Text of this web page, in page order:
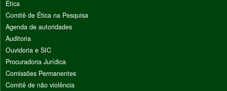
Ética
Comitê de Ética na Pesquisa
Agenda de autoridades
Auditoria
Ouvidoria e SIC
Procuradoria Jurídica
Comissões Permanentes
Comitê de não violência